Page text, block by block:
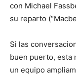
con Michael
su reparto
Si las
buen puerto, esta
un equipo